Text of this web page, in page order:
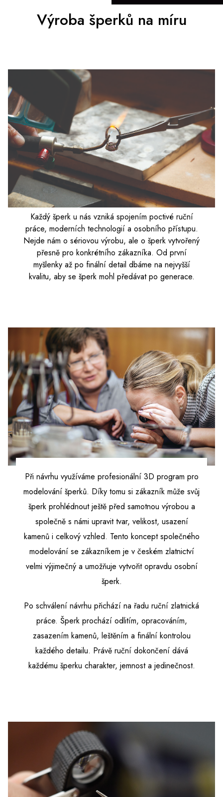
Výroba šperků na míru
Každý šperk u nás vzniká spojením poctivé ruční
práce, moderních technologií a osobního přístupu.
Nejde nám o sériovou výrobu, ale o šperk vytvořený
přesně pro konkrétního zákazníka. Od první
myšlenky až po finální detail dbáme na nejvyšší
kvalitu, aby se šperk mohl předávat po generace.
Při návrhu využíváme profesionální 3D program pro
modelování šperků. Díky tomu si zákazník může svůj
šperk prohlédnout ještě před samotnou výrobou a
společně s námi upravit tvar, velikost, usazení
kamenů i celkový vzhled. Tento koncept společného
modelování se zákazníkem je v českém zlatnictví
velmi výjimečný a umožňuje vytvořit opravdu osobní
šperk.
Po schválení návrhu přichází na řadu ruční zlatnická
práce. Šperk prochází odlitím, opracováním,
zasazením kamenů, leštěním a finální kontrolou
každého detailu. Právě ruční dokončení dává
každému šperku charakter, jemnost a jedinečnost.